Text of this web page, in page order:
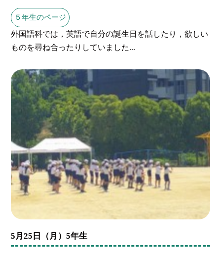
５年生のページ
外国語科では，英語で自分の誕生日を話したり，欲しい
ものを尋ね合ったりしていました...
5月25日（月）5年生